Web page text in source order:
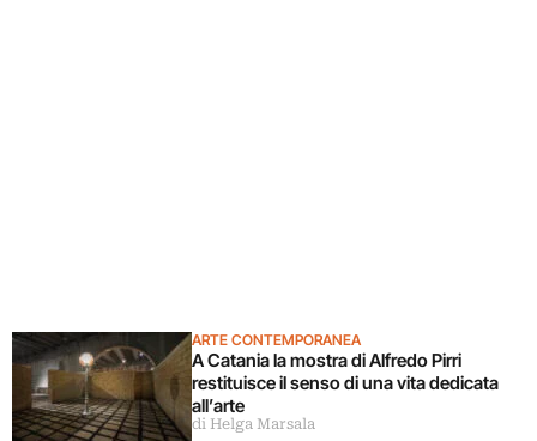
ARTE CONTEMPORANEA
A Catania la mostra di Alfredo Pirri
restituisce il senso di una vita dedicata
all’arte
di Helga Marsala